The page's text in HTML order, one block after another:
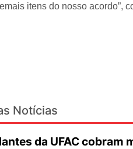
itens do nosso acordo”,
Notícias
da UFAC cobram